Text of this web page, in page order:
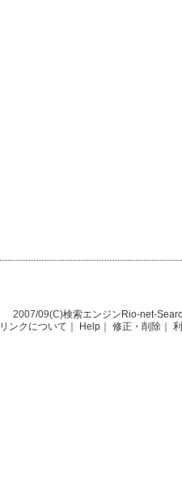
2007/09(C)検索エンジンRio-net-
リンクについて ｜ Help｜ 修正・削除｜